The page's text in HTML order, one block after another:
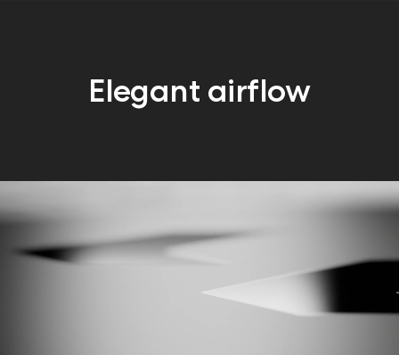
Elegant airflow